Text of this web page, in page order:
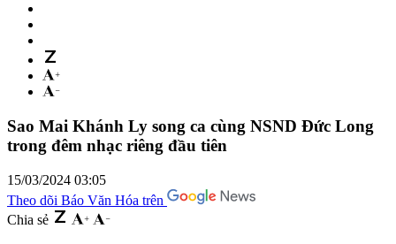
Sao Mai Khánh Ly song ca cùng NSND Đức Long
trong đêm nhạc riêng đầu tiên
15/03/2024 03:05
Theo dõi Báo Văn Hóa trên
Chia sẻ